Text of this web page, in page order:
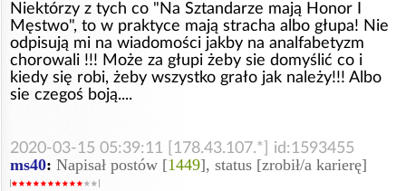
Niektórzy z tych co "Na Sztandarze mają Honor I
Męstwo", to w praktyce mają stracha albo głupa! Nie
odpisują mi na wiadomości jakby na analfabetyzm
chorowali !!! Może za głupi żeby sie domyślić co i
kiedy się robi, żeby wszystko grało jak należy!!! Albo
sie czegoś boją....
2020-03-15 05:39:11 [178.43.107.*] id:1593455
ms40: Napisał postów [1449], status [zrobił/a karierę]